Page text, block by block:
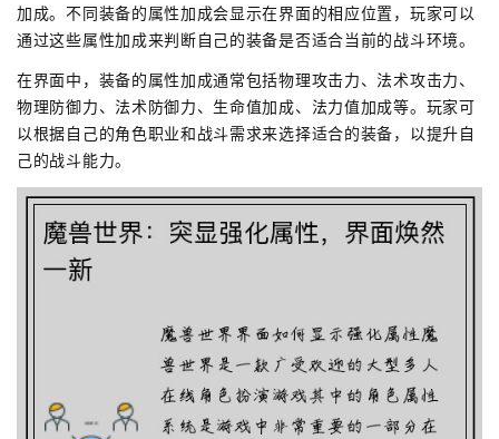
加成。不同装备的属性加成会显示在界面的相应位置，玩家可以
通过这些属性加成来判断自己的装备是否适合当前的战斗环境。
在界面中，装备的属性加成通常包括物理攻击力、法术攻击力、
物理防御力、法术防御力、生命值加成、法力值加成等。玩家可
以根据自己的角色职业和战斗需求来选择适合的装备，以提升自
己的战斗能力。